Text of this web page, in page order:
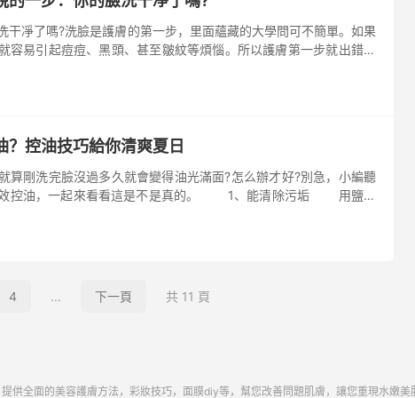
干凈了嗎?洗臉是護膚的第一步，里面蘊藏的大學問可不簡單。如果
容易引起痘痘、黑頭、甚至皺紋等煩惱。所以護膚第一步就出錯，
？控油技巧給你清爽夏日
算剛洗完臉沒過多久就會變得油光滿面?怎么辦才好?別急，小編聽
效控油，一起來看看這是不是真的。 1、能清除污垢 用鹽水
4 ... 下一頁 共 11 頁
提供全面的美容護膚方法，彩妝技巧，面膜diy等，幫您改善問題肌膚，讓您重現水嫩美